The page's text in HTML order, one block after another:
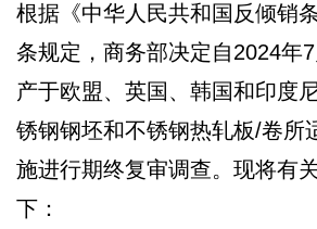
根据《中华人民共和国反倾销
条规定，商务部决定自2024年
产于欧盟、英国、韩国和印度
锈钢钢坯和不锈钢热轧板/卷所
施进行期终复审调查。现将有
下：